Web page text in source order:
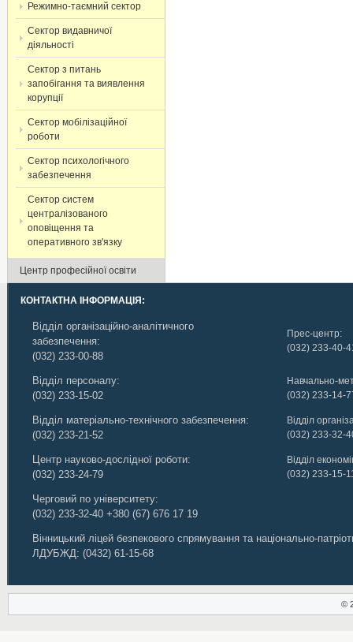
Режимно-таємний сектор
Сектор видавничої
діяльності
Сектор з питань
запобігання та виявлення
корупції
Сектор мобілізаційної
роботи
Сектор психологічного
забезпечення
Сектор систем
централізованого
оповіщення та
оперативного зв'язку
Центр професійної освіти
КОНТАКТНА ІНФОРМАЦІЯ:
Відділ організаційно-аналітичного
забезпечення:
(032) 233-00-88
Прес-центр:
(032) 233-40-
Відділ персоналу:
(032) 233-15-02
Навчально-
(032) 233-14-
Відділ матеріально-технічного забезпечення:
(032) 233-21-52
Відділ
(032) 233-32-
Центр науково-дослідної роботи:
(032) 233-24-79
Відділ
(032) 233-15-
Черговий по університету:
(032) 233-32-40 +380 (67) 676 17 19
Вінницький ліцей безпекового спрямування та національно-
ЛДУБЖД: (0432) 61-15-68
©